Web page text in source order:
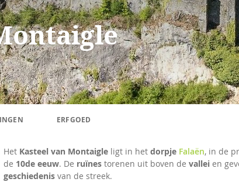
ERFGOED
Het Kasteel van Montaigle ligt in hetdorpje Falaën, in de
de 10de eeuw. De ruïnes torenen uit boven devallei en
geschiedenis van de streek.